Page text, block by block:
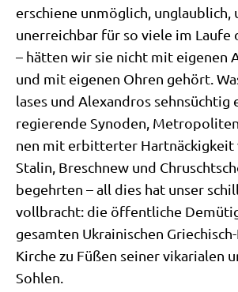
erschie­ne unmög­lich, unglaub­lich,
uner­reich­bar für so vie­le im Lau­fe
– hät­ten wir sie nicht mit eige­nen
und mit eige­nen Ohren gehört.
la­ses und Alex­an­dros sehn­süch­tig
regie­ren­de Syn­oden,
nen mit erbit­ter­ter Hart­näckig­keit
Sta­lin, Bre­sch­new und
begehr­ten – all dies hat unser
voll­bracht: die öffent­li­che
gesam­ten Ukrai­ni­schen
Kir­che zu Füßen sei­ner vika­ria­len
Sohlen.